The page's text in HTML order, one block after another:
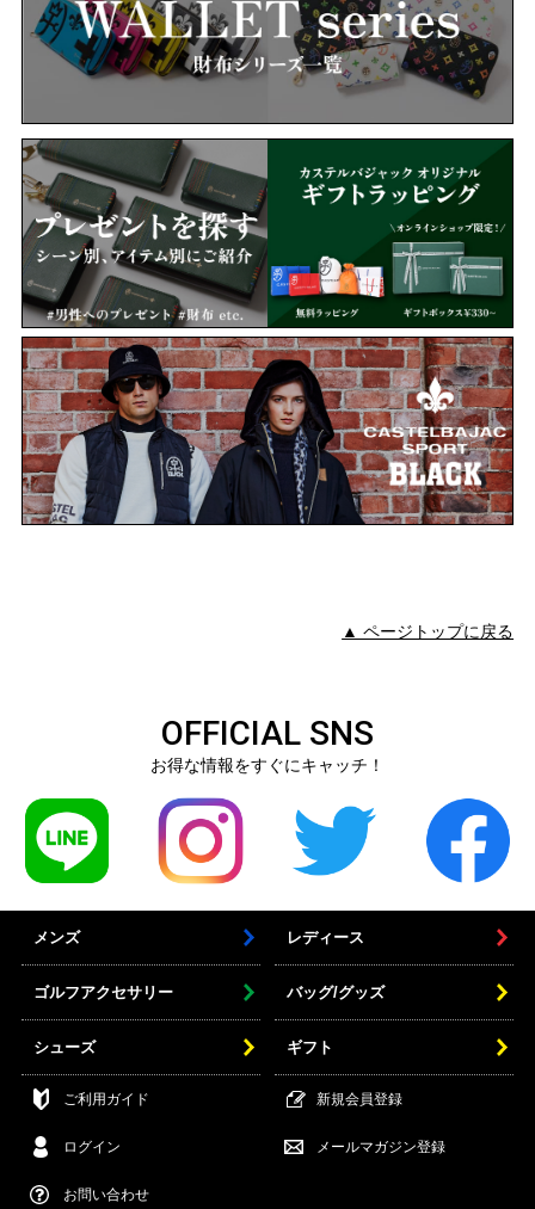
▲ ページトップに戻る
OFFICIAL SNS
お得な情報をすぐにキャッチ！
メンズ レディース
ゴルフアクセサリー バッグ/グッズ
シューズ ギフト
ご利用ガイド 新規会員登録
ログイン メールマガジン登録
お問い合わせ